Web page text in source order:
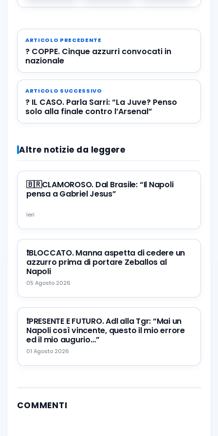
ARTICOLO PRECEDENTE
? COPPE. Cinque azzurri convocati in
nazionale
ARTICOLO SUCCESSIVO
? IL CASO. Parla Sarri: “La Juve? Penso
solo alla finale contro l’Arsenal”
Altre notizie da leggere
🇧🇷CLAMOROSO. Dal Brasile: “Il Napoli
pensa a Gabriel Jesus”
Ieri
❗️BLOCCATO. Manna aspetta di cedere un
azzurro prima di portare Zeballos al
Napoli
05 Agosto 2026
❗️PRESENTE E FUTURO. Adl alla Tgr: “Mai un
Napoli così vincente, questo il mio errore
ed il mio augurio…”
01 Agosto 2026
COMMENTI